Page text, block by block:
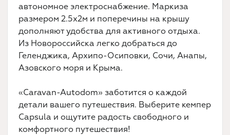
автономное электроснабжение. Маркиза
размером 2.5х2м и поперечины на крышу
дополняют удобства для активного отдыха.
Из Новороссийска легко добраться до
Геленджика, Архипо-Осиповки, Сочи, Анапы,
Азовского моря и Крыма.
«Caravan-Autodom» заботится о каждой
детали вашего путешествия. Выберите кемпер
Capsula и ощутите радость свободного и
комфортного путешествия!